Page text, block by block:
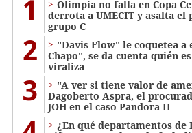
1
Olimpia no falla en Copa
derrota a UMECIT y asalta
grupo C
2
"Davis Flow" le coquetea a
Chapo", se da cuenta quién
viraliza
3
"A ver si tiene valor de
Dagoberto Aspra, el
JOH en el caso Pandora II
¿En qué departamentos de